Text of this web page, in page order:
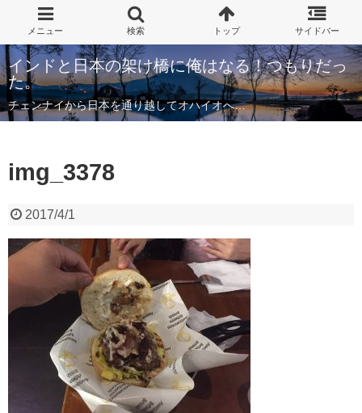
インドと日本の架け橋に俺はなる！つもりだっ
た。
チェンナイから日本を通り越してオハイオへ…
img_3378
2017/4/1